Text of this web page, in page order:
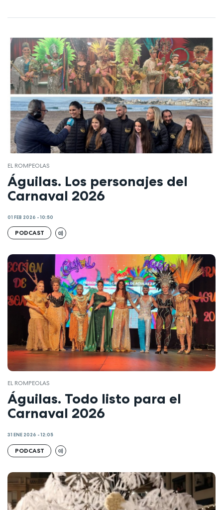
EL ROMPEOLAS
Águilas. Los personajes del
Carnaval 2026
01 FEB 2026 - 10:50
PODCAST
EL ROMPEOLAS
Águilas. Todo listo para el
Carnaval 2026
31 ENE 2026 - 12:05
PODCAST